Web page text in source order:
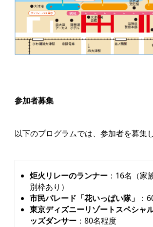
参加者募集
以下のプログラムでは、参加者を募集
炬火リレーのランナー ：16名（家
別枠あり）
市民パレード「花いっぱい隊」
：
東京ディズニーリゾートスペシャ
ッズダンサー ：80名程度